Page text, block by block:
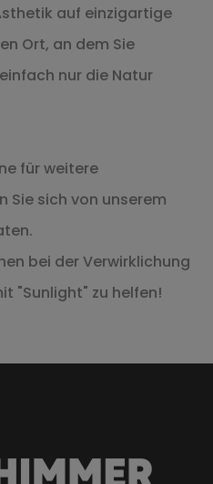
auf einzigartige
Ort, an dem Sie
nur die Natur
für weitere
Sie sich von unserem
bei der Verwirklichung
"Sunlight" zu helfen!